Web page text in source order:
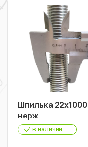
Шпилька 22х1000
нерж.
в наличии